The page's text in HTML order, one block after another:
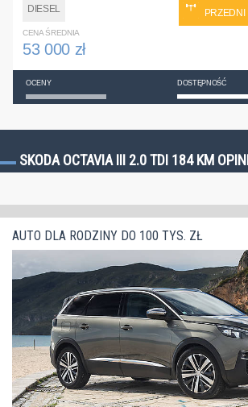
DIESEL
PRZEDNI
CENA ŚREDNIA
53 000 zł
OCENY DOSTĘPNOŚĆ
SKODA OCTAVIA III 2.0 TDI 184 KM
AUTO DLA RODZINY DO 100 TYS. ZŁ